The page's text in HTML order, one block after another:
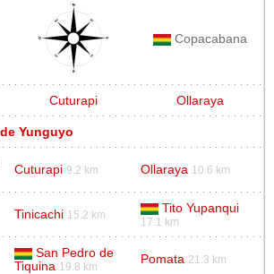
Copacabana
Cuturapi Ollaraya
Yunguyo
Cuturapi 9.2 km Ollaraya 10.6 km
Tinicachi 15.2 km Tito Yupanqui
17.1 km
San Pedro de
Tiquina 19.8 km
Pomata 21.3 km